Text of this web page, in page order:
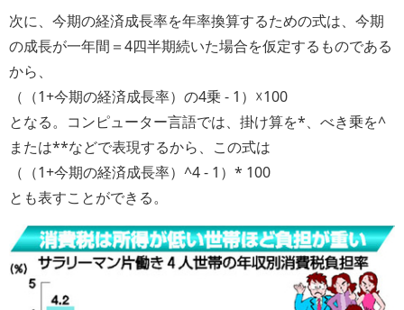
次に、今期の経済成長率を年率換算するための式は、今期
の成長が一年間＝4四半期続いた場合を仮定するものである
から、
（（1+今期の経済成長率）の4乗 - 1）☓100
となる。コンピューター言語では、掛け算を*、べき乗を^
または**などで表現するから、この式は
（（1+今期の経済成長率）^4 - 1）* 100
とも表すことができる。